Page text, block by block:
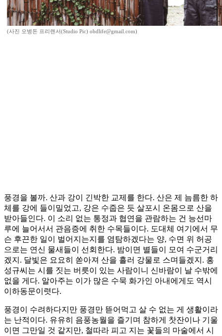
(사진 오병돈 프리랜서(Studio Pic) obdlife@gmail.com)
풍경을 볼까. 산과 강이 긴박한 교제를 한다. 산은 제 늠름한 하
체를 강에 들이밀었고, 강은 수줍은 듯 살포시 온몸으로 산을
받아들인다. 이 소리 없는 통정과 협연을 관람하는 건 능선마
루에 늘어서서 관음증에 취한 수목들이다. 도대체 여기에서 무
슨 후끈한 일이 벌어지는지를 염탐하겠다는 양, 수면 위 허공
으로는 연신 물새들이 선회한다. 밤이면 별들이 모여 수군거리
겠지. 달빛은 요요히 쏟아져 산을 흘러 강물로 스며들겠지. 홍
성규씨는 시를 짓는 버릇이 있는 사람이니 신바람이 날 수밖에
없을 게다. 알아주는 이가 많은 수묵 화가인 아내에게도 역시
이하동문이렷다.
풍경이 수려하다지만 풍경만 뜯어먹고 살 수 없는 게 생활이라
는 난적이다. 유유히 음풍농월을 즐기며 참하게 찻잔이나 기울
이면 그만일 것 같지만, 철따라 피고 지는 꽃들의 마술에서 시